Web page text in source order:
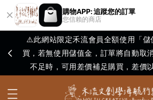
購物APP: 追蹤您的訂單
您信賴的商店
⚠️此網站限定禾流會員全額使用「儲
買，若無使用儲值金，訂單將自動取
不足時，可用差價補足購買，差價